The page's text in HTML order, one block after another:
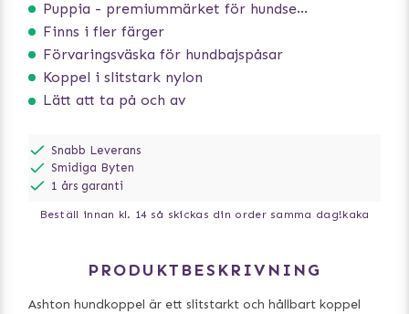
Puppia - premiummärket för hundselar
Finns i fler färger
Förvaringsväska för hundbajspåsar
Koppel i slitstark nylon
Lätt att ta på och av
Snabb Leverans
Smidiga Byten
1 års garanti
Beställ innan kl. 14 så skickas din order samma dag!kaka
PRODUKTBESKRIVNING
Ashton hundkoppel är ett slitstarkt och hållbart koppel